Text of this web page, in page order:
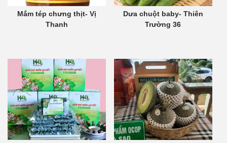
Mắm tép chưng thịt- Vị
Thanh
Dưa chuột baby- Thiên
Trường 36